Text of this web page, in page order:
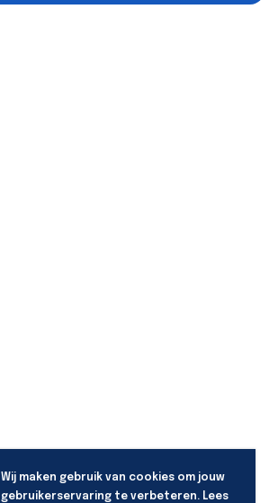
Wij maken gebruik van cookies om jouw
gebruikerservaring te verbeteren. Lees